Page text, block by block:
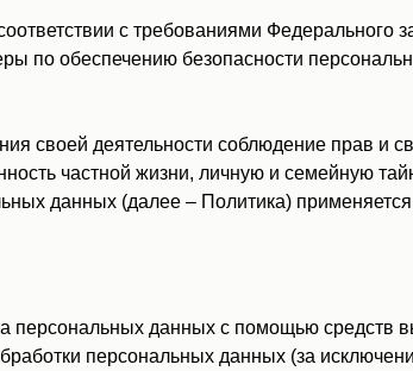
с требованиями
по обеспечению безопасности
своей деятельности соблюдение прав и
частной жизни, личную и семейную
данных (далее – Политика)
данных с помощью средств
персональных данных (за